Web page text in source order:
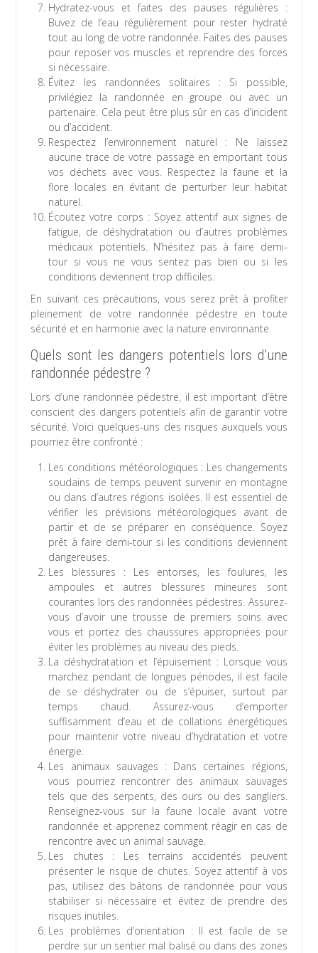
Hydratez-vous et faites des pauses régulières :
Buvez de l’eau régulièrement pour rester hydraté
tout au long de votre randonnée. Faites des pauses
pour reposer vos muscles et reprendre des forces
si nécessaire.
Évitez les randonnées solitaires : Si possible,
privilégiez la randonnée en groupe ou avec un
partenaire. Cela peut être plus sûr en cas d’incident
ou d’accident.
Respectez l’environnement naturel : Ne laissez
aucune trace de votre passage en emportant tous
vos déchets avec vous. Respectez la faune et la
flore locales en évitant de perturber leur habitat
naturel.
Écoutez votre corps : Soyez attentif aux signes de
fatigue, de déshydratation ou d’autres problèmes
médicaux potentiels. N’hésitez pas à faire demi-
tour si vous ne vous sentez pas bien ou si les
conditions deviennent trop difficiles.
En suivant ces précautions, vous serez prêt à profiter
pleinement de votre randonnée pédestre en toute
sécurité et en harmonie avec la nature environnante.
Quels sont les dangers potentiels lors d’une
randonnée pédestre ?
Lors d’une randonnée pédestre, il est important d’être
conscient des dangers potentiels afin de garantir votre
sécurité. Voici quelques-uns des risques auxquels vous
pourriez être confronté :
Les conditions météorologiques : Les changements
soudains de temps peuvent survenir en montagne
ou dans d’autres régions isolées. Il est essentiel de
vérifier les prévisions météorologiques avant de
partir et de se préparer en conséquence. Soyez
prêt à faire demi-tour si les conditions deviennent
dangereuses.
Les blessures : Les entorses, les foulures, les
ampoules et autres blessures mineures sont
courantes lors des randonnées pédestres. Assurez-
vous d’avoir une trousse de premiers soins avec
vous et portez des chaussures appropriées pour
éviter les problèmes au niveau des pieds.
La déshydratation et l’épuisement : Lorsque vous
marchez pendant de longues périodes, il est facile
de se déshydrater ou de s’épuiser, surtout par
temps chaud. Assurez-vous d’emporter
suffisamment d’eau et de collations énergétiques
pour maintenir votre niveau d’hydratation et votre
énergie.
Les animaux sauvages : Dans certaines régions,
vous pourriez rencontrer des animaux sauvages
tels que des serpents, des ours ou des sangliers.
Renseignez-vous sur la faune locale avant votre
randonnée et apprenez comment réagir en cas de
rencontre avec un animal sauvage.
Les chutes : Les terrains accidentés peuvent
présenter le risque de chutes. Soyez attentif à vos
pas, utilisez des bâtons de randonnée pour vous
stabiliser si nécessaire et évitez de prendre des
risques inutiles.
Les problèmes d’orientation : Il est facile de se
perdre sur un sentier mal balisé ou dans des zones